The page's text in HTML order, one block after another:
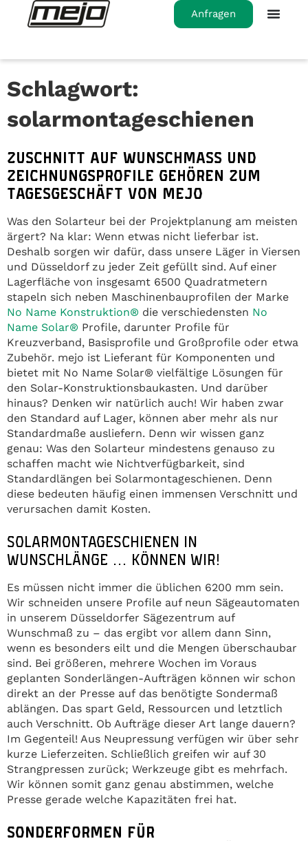
Anfragen
Schlagwort:
solarmontageschienen
ZUSCHNITT AUF WUNSCHMASS UND Z
EICHNUNGSPROFILE GEHÖREN ZUM T
AGESGESCHÄFT VON MEJO
Was den Solarteur bei der Projektplanung am meisten
ärgert? Na klar: Wenn etwas nicht lieferbar ist.
Deshalb sorgen wir dafür, dass unsere Läger in Viersen
und Düsseldorf zu jeder Zeit gefüllt sind. Auf einer
Lagerfläche von insgesamt 6500 Quadratmetern
stapeln sich neben Maschinenbauprofilen der Marke
No Name Konstruktion® die verschiedensten No
Name Solar® Profile, darunter Profile für
Kreuzverband, Basisprofile und Großprofile oder etwa
Zubehör. mejo ist Lieferant für Komponenten und
bietet mit No Name Solar® vielfältige Lösungen für
den Solar-Konstruktionsbaukasten. Und darüber
hinaus? Denken wir natürlich auch! Wir haben zwar
den Standard auf Lager, können aber mehr als nur
Standardmaße ausliefern. Denn wir wissen ganz
genau: Was den Solarteur mindestens genauso zu
schaffen macht wie Nichtverfügbarkeit, sind
Standardlängen bei Solarmontageschienen. Denn
diese bedeuten häufig einen immensen Verschnitt und
verursachen damit Kosten.
SOLARMONTAGESCHIENEN IN
WUNSCHLÄNGE … KÖNNEN WIR!
Es müssen nicht immer die üblichen 6200 mm sein.
Wir schneiden unsere Profile auf neun Sägeautomaten
in unserem Düsseldorfer Sägezentrum auf
Wunschmaß zu – das ergibt vor allem dann Sinn,
wenn es besonders eilt und die Mengen überschaubar
sind. Bei größeren, mehrere Wochen im Voraus
geplanten Sonderlängen-Aufträgen können wir schon
direkt an der Presse auf das benötigte Sondermaß
ablängen. Das spart Geld, Ressourcen und letztlich
auch Verschnitt. Ob Aufträge dieser Art lange dauern?
Im Gegenteil! Aus Neupressung verfügen wir über sehr
kurze Lieferzeiten. Schließlich greifen wir auf 30
Strangpressen zurück; Werkzeuge gibt es mehrfach.
Wir können somit ganz genau abstimmen, welche
Presse gerade welche Kapazitäten frei hat.
SONDERFORMEN FÜR